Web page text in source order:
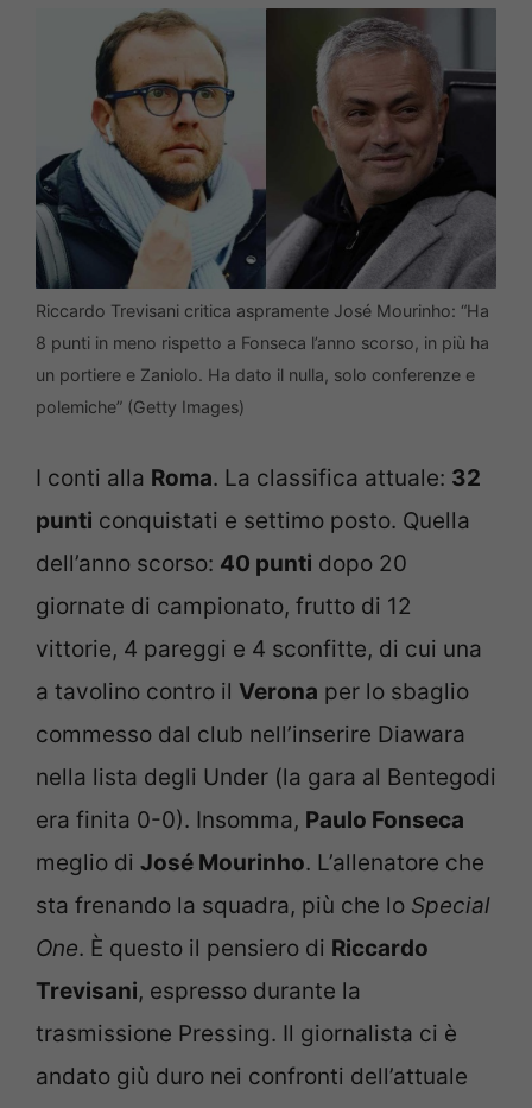
Riccardo Trevisani critica aspramente José Mourinho: “Ha
8 punti in meno rispetto a Fonseca l’anno scorso, in più ha
un portiere e Zaniolo. Ha dato il nulla, solo conferenze e
polemiche” (Getty Images)
I conti alla Roma. La classifica attuale: 32
punti conquistati e settimo posto. Quella
dell’anno scorso: 40 punti dopo 20
giornate di campionato, frutto di 12
vittorie, 4 pareggi e 4 sconfitte, di cui una
a tavolino contro il Verona per lo sbaglio
commesso dal club nell’inserire Diawara
nella lista degli Under (la gara al Bentegodi
era finita 0-0). Insomma, Paulo Fonseca
meglio di José Mourinho. L’allenatore che
sta frenando la squadra, più che lo Special
One. È questo il pensiero di Riccardo
Trevisani, espresso durante la
trasmissione Pressing. Il giornalista ci è
andato giù duro nei confronti dell’attuale